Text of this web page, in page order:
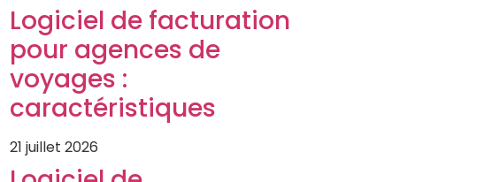
Logiciel de facturation
pour agences de
voyages :
caractéristiques
21 juillet 2026